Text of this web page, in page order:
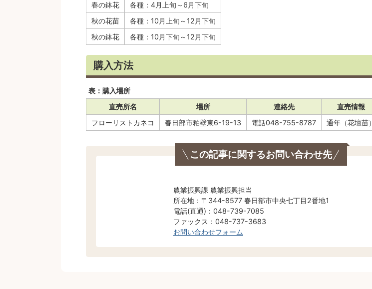
春の鉢花
各種：4月上旬～6月下旬
秋の花苗
各種：10月上旬～12月下旬
秋の鉢花
各種：10月下旬～12月下旬
購入方法
表：購入場所
直売所名
場所 連絡先
直売情報
フローリストカネコ
春日部市粕壁東6-19-13 電話048-755-8787 通年（花壇苗）
この記事に関するお問い合わせ先
農業振興課 農業振興担当
所在地：〒344-8577 春日部市中央七丁目2番地1
電話(直通)：048-739-7085
ファックス：048-737-3683
お問い合わせフォーム